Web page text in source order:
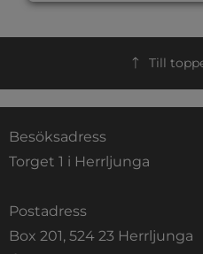
Till
Besöksadress
Torget 1 i Herrljunga
Postadress
Box 201, 524 23 Herrljunga